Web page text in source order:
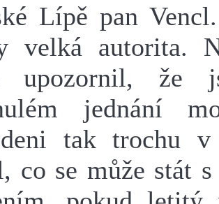
Lípě pan
velká autorita.
upozornil, že
jednání
tak trochu
co se může stát